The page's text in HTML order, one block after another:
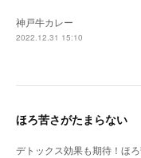
神戸牛カレー
2022.12.31 15:10
ほろ苦さがたまらない
デトックス効果も期待！ほ